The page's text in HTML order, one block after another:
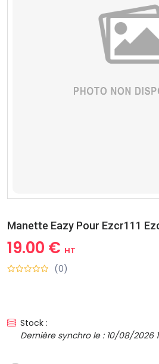
Manette Eazy Pour Ezcr111
19.00 € HT
(0)
Stock :
Dernière synchro le : 10/08/2026